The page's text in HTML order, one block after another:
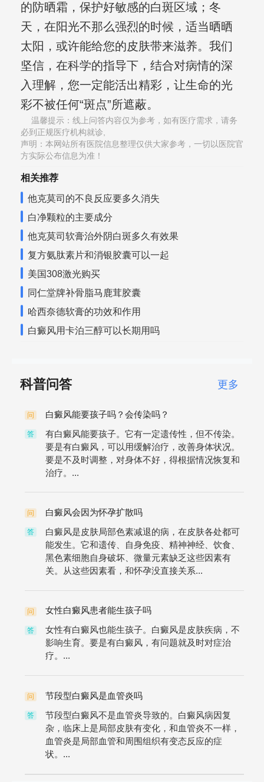
的防晒霜，保护好敏感的白斑区域；冬
天，在阳光不那么强烈的时候，适当晒晒
太阳，或许能给您的皮肤带来滋养。我们
坚信，在科学的指导下，结合对病情的深
入理解，您一定能活出精彩，让生命的光
彩不被任何“斑点”所遮蔽。
温馨提示：线上问答内容仅为参考，如有医疗需求，请务
必到正规医疗机构就诊,
声明：本网站所有医院信息整理仅供大家参考，一切以医院官
方实际公布信息为准！
相关推荐
他克莫司的不良反应要多久消失
白净颗粒的主要成分
他克莫司软膏治外阴白斑多久有效果
复方氨肽素片和消银胶囊可以一起
美国308激光购买
同仁堂牌补骨脂马鹿茸胶囊
哈西奈德软膏的功效和作用
白癜风用卡泊三醇可以长期用吗
科普问答 更多
问 白癜风能要孩子吗？会传染吗？
答
有白癜风能要孩子。它有一定遗传性，但不传染。
要是有白癜风，可以用缓解治疗，改善身体状况。
要是不及时调整，对身体不好，得根据情况恢复和
治疗。...
问 白癜风会因为怀孕扩散吗
答
白癜风是皮肤局部色素减退的病，在皮肤各处都可
能发生。它和遗传、自身免疫、精神神经、饮食、
黑色素细胞自身破坏、微量元素缺乏这些因素有
关。从这些因素看，和怀孕没直接关系...
问 女性白癜风患者能生孩子吗
答
女性有白癜风也能生孩子。白癜风是皮肤疾病，不
影响生育。要是有白癜风，有问题就及时对症治
疗。...
问 节段型白癜风是血管炎吗
答
节段型白癜风不是血管炎导致的。白癜风病因复
杂，临床上是局部皮肤有变化，和血管炎不一样，
血管炎是局部血管和周围组织有变态反应的症
状。...